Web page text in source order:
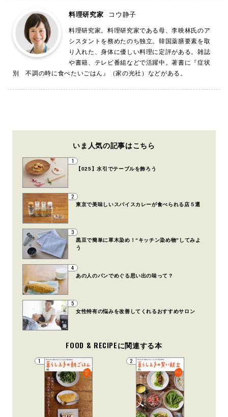
料理研究家 コウ静子
料理研究家。料理研究家である母、李映林氏のア
シスタントを務めたのち独立。韓国薬膳要素を取
り入れた、身体に優しい料理に定評がある。雑誌
や書籍、テレビ番組などで活躍中。著書に『症状
別 不調の時に食べたいごはん』（家の光社）などがある。
いま人気の記事はこちら
1
【025】水引でテーブルを飾ろう
2
東京で美味しいスパイスカレーが食べられる店５選
3
黒豆で簡単に草木染め！“キッチン染め物”してみよ
う
4
あの人のパンでめぐる思い出の味って？
5
女性特有の悩みを改善してくれるおすすめサロン
FOOD & RECIPEに関連する本
1 2